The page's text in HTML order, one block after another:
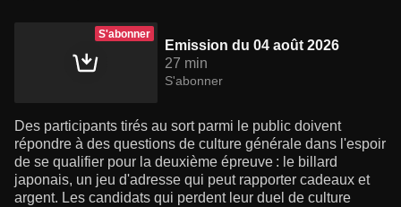
S'abonner
Emission du 04 août 2026
27 min
S'abonner
Des participants tirés au sort parmi le public doivent
répondre à des questions de culture générale dans l'espoir
de se qualifier pour la deuxième épreuve : le billard
japonais, un jeu d'adresse qui peut rapporter cadeaux et
argent. Les candidats qui perdent leur duel de culture